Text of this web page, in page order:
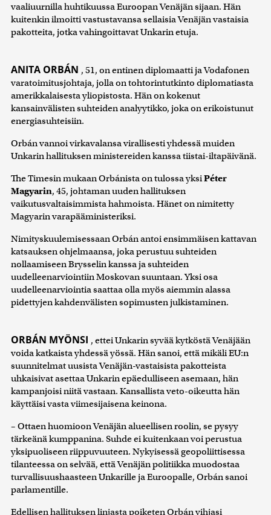
vaaliuurnilla huhtikuussa Euroopan Venäjän sijaan. Hän
kuitenkin ilmoitti vastustavansa sellaisia Venäjän vastaisia
pakotteita, jotka vahingoittavat Unkarin etuja.
ANITA ORBÁN , 51, on entinen diplomaatti ja Vodafonen
varatoimitusjohtaja, jolla on tohtorintutkinto diplomatiasta
amerikkalaisesta yliopistosta. Hän on kokenut
kansainvälisten suhteiden analyytikko, joka on erikoistunut
energiasuhteisiin.
Orbán vannoi virkavalansa virallisesti yhdessä muiden
Unkarin hallituksen ministereiden kanssa tiistai-iltapäivänä.
The Timesin mukaan Orbánista on tulossa yksiPéter
Magyarin, 45, johtaman uuden hallituksen
vaikutusvaltaisimmista hahmoista. Hänet on nimitetty
Magyarin varapääministeriksi.
Nimityskuulemisessaan Orbán antoi ensimmäisen kattavan
katsauksen ohjelmaansa, joka perustuu suhteiden
nollaamiseen Brysselin kanssa ja suhteiden
uudelleenarviointiin Moskovan suuntaan. Yksi osa
uudelleenarviointia saattaa olla myös aiemmin alassa
pidettyjen kahdenvälisten sopimusten julkistaminen.
ORBÁN MYÖNSI , ettei Unkarin syvää kytköstä Venäjään
voida katkaista yhdessä yössä. Hän sanoi, että mikäli EU:n
suunnitelmat uusista Venäjän-vastaisista pakotteista
uhkaisivat asettaa Unkarin epäedulliseen asemaan, hän
kampanjoisi niitä vastaan. Kansallista veto-oikeutta hän
käyttäisi vasta viimesijaisena keinona.
– Ottaen huomioon Venäjän alueellisen roolin, se pysyy
tärkeänä kumppanina. Suhde ei kuitenkaan voi perustua
yksipuoliseen riippuvuuteen. Nykyisessä geopoliittisessa
tilanteessa on selvää, että Venäjän politiikka muodostaa
turvallisuushaasteen Unkarille ja Euroopalle, Orbán sanoi
parlamentille.
Edellisen hallituksen linjasta poiketen Orbán vihjasi